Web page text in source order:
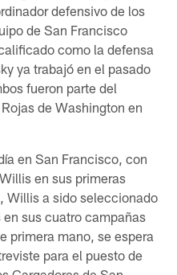
defensivo de los
de San Francisco
como la defensa
ya trabajó en el pasado
fueron parte del
de Washington en
en San Francisco, con
en sus primeras
Willis a sido seleccionado
sus cuatro campañas
primera mano, se espera
para el puesto de